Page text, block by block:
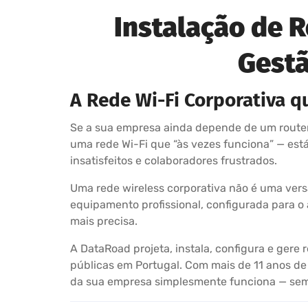
Instalação de
A Rede Wi-Fi Corporativa
Se a sua empresa ainda depende de um
uma rede Wi-Fi que “às vezes funciona” —
insatisfeitos e colaboradores frustrados.
Uma rede wireless corporativa não é uma
equipamento profissional, configurada para
mais precisa.
A DataRoad projeta, instala, configura e
públicas em Portugal. Com mais de 11 anos
da sua empresa simplesmente funciona —